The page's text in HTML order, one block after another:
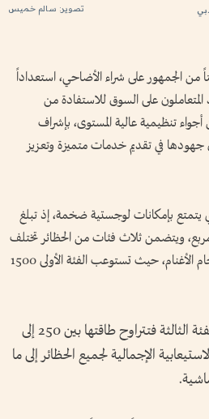
تصوير: سالم خميس
من الجمهور على شراء الأضاحي، استعداداً
على السوق للاستفادة من
تنظيمية عالية المستوى، بإشراف
جهودها في تقديم خدمات متميزة وتعزيز
يتمتع بإمكانات لوجستية ضخمة، إذ تبلغ
537 ألف متر مربع، ويتضمن ثلاث فئات من الحظائر تختلف
في طاقتها الاستيعابية بحسب أحجام الأغنام، حيث تستوعب الفئة الأولى 1500
والفئة الثانية 900 رأس، أما الفئة الثالثة فتتراوح طاقتها بين 250 إلى
الإجمالية لجميع الحظائر إلى ما